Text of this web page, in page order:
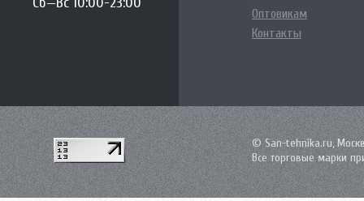
Оптовикам
Контакты
© San-tehnika.ru,
Все торговые марки